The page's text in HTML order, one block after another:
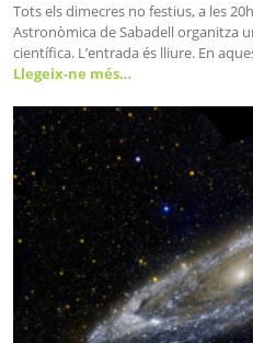
Tots els dimecres no festius, a les
Astronòmica de Sabadell organitza
científica. L’entrada és lliure. En
Llegeix-ne més…